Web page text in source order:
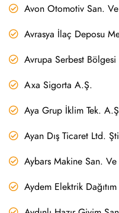
Avon Otomotiv San.
Avrasya İlaç Deposu
Avrupa Serbest
Axa Sigorta A.Ş.
Aya Grup İklim Tek.
Ayan Dış Ticaret Ltd.
Aybars Makine San.
Aydem Elektrik